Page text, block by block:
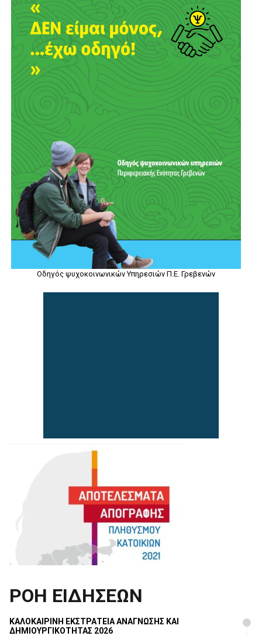
Οδηγός ψυχοκοινωνικών Υπηρεσιών Π.Ε. Γρεβενών
ΡΟΗ ΕΙΔΗΣΕΩΝ
ΚΑΛΟΚΑΙΡΙΝΗ ΕΚΣΤΡΑΤΕΙΑ ΑΝΑΓΝΩΣΗΣ ΚΑΙ
ΔΗΜΙΟΥΡΓΙΚΟΤΗΤΑΣ 2026